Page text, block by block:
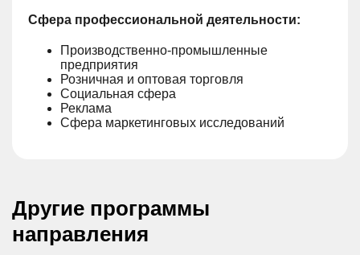
Сфера профессиональной деятельности:
Производственно-промышленные
предприятия
Розничная и оптовая торговля
Социальная сфера
Реклама
Сфера маркетинговых исследований
Другие программы
направления